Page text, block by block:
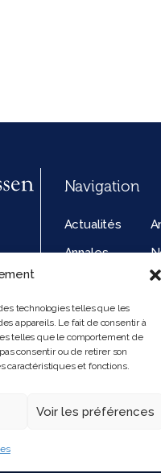
technologies telles que les
appareils. Le fait de consentir à
telles que le comportement de
consentir ou de retirer son
caractéristiques et fonctions.
Voir les préférences
Navigation
Actualités
Annales
Politique de
cookies (UE)